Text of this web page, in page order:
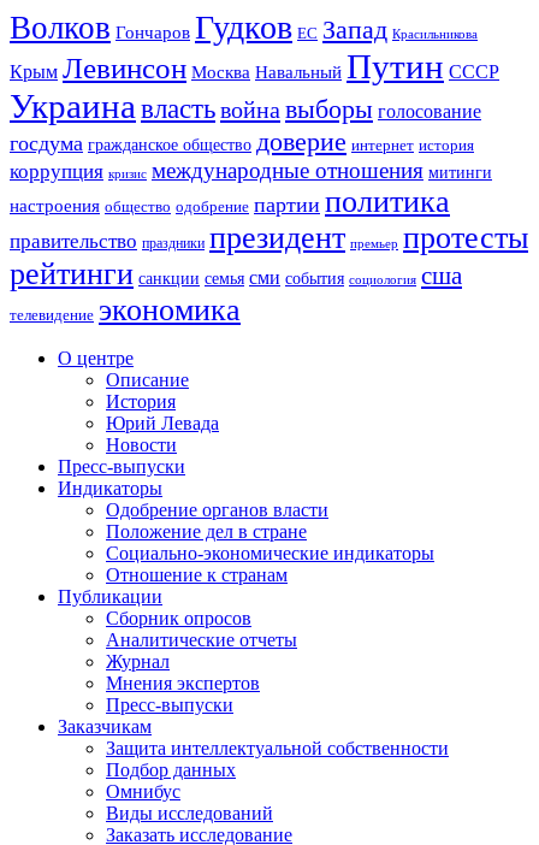
Волков Гончаров Гудков ЕС Запад Красильникова
Крым Левинсон Москва Навальный Путин СССР
Украина властьвойна выборы голосование
госдума гражданское общество доверие интернет история
коррупция кризис международные отношения митинги
настроения общество одобрение партии политика
правительство праздники президент премьер протесты
рейтинги санкции семья сми события социология сша
телевидение экономика
О центре
Описание
История
Юрий Левада
Новости
Пресс-выпуски
Индикаторы
Одобрение органов власти
Положение дел в стране
Социально-экономические индикаторы
Отношение к странам
Публикации
Сборник опросов
Аналитические отчеты
Журнал
Мнения экспертов
Пресс-выпуски
Заказчикам
Защита интеллектуальной собственности
Подбор данных
Омнибус
Виды исследований
Заказать исследование